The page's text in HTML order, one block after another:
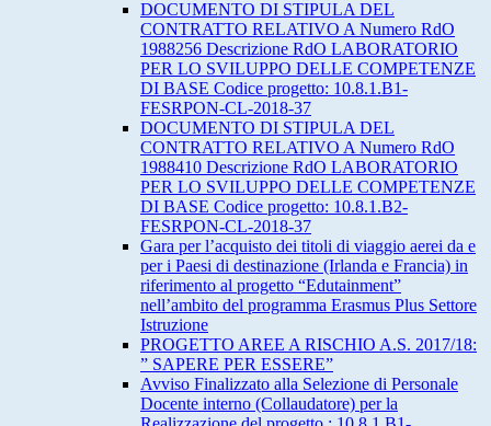
DOCUMENTO DI STIPULA DEL
CONTRATTO RELATIVO A Numero RdO
1988256 Descrizione RdO LABORATORIO
PER LO SVILUPPO DELLE COMPETENZE
DI BASE Codice progetto: 10.8.1.B1-
FESRPON-CL-2018-37
DOCUMENTO DI STIPULA DEL
CONTRATTO RELATIVO A Numero RdO
1988410 Descrizione RdO LABORATORIO
PER LO SVILUPPO DELLE COMPETENZE
DI BASE Codice progetto: 10.8.1.B2-
FESRPON-CL-2018-37
Gara per l’acquisto dei titoli di viaggio aerei da e
per i Paesi di destinazione (Irlanda e Francia) in
riferimento al progetto “Edutainment”
nell’ambito del programma Erasmus Plus Settore
Istruzione
PROGETTO AREE A RISCHIO A.S. 2017/18:
” SAPERE PER ESSERE”
Avviso Finalizzato alla Selezione di Personale
Docente interno (Collaudatore) per la